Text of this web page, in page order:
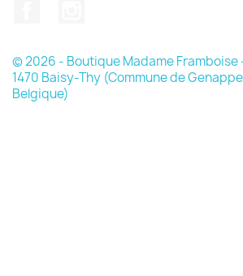
© 2026 - Boutique Madame Framboise
1470 Baisy-Thy (Commune de
Belgique)